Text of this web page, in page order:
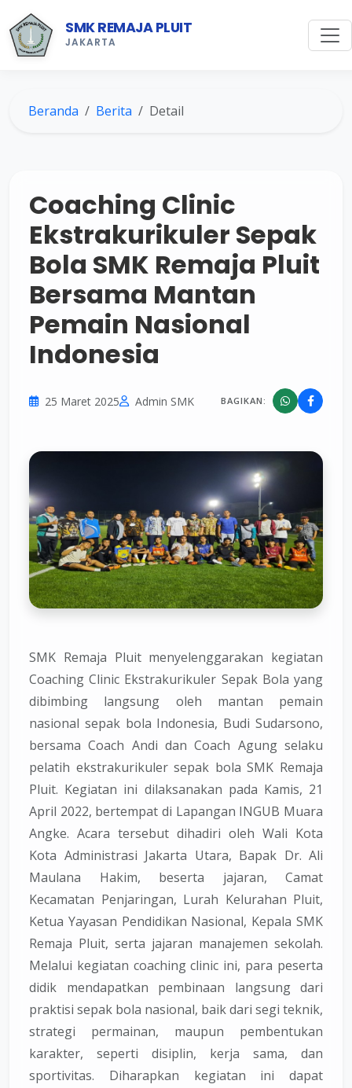
SMK REMAJA PLUIT
JAKARTA
Beranda Berita Detail
Coaching Clinic
Ekstrakurikuler Sepak
Bola SMK Remaja Pluit
Bersama Mantan
Pemain Nasional
Indonesia
25 Maret 2025 Admin SMK BAGIKAN:
SMK Remaja Pluit menyelenggarakan kegiatan
Coaching Clinic Ekstrakurikuler Sepak Bola yang
dibimbing langsung oleh mantan pemain
nasional sepak bola Indonesia, Budi Sudarsono,
bersama Coach Andi dan Coach Agung selaku
pelatih ekstrakurikuler sepak bola SMK Remaja
Pluit. Kegiatan ini dilaksanakan pada Kamis, 21
April 2022, bertempat di Lapangan INGUB Muara
Angke. Acara tersebut dihadiri oleh Wali Kota
Kota Administrasi Jakarta Utara, Bapak Dr. Ali
Maulana Hakim, beserta jajaran, Camat
Kecamatan Penjaringan, Lurah Kelurahan Pluit,
Ketua Yayasan Pendidikan Nasional, Kepala SMK
Remaja Pluit, serta jajaran manajemen sekolah.
Melalui kegiatan coaching clinic ini, para peserta
didik mendapatkan pembinaan langsung dari
praktisi sepak bola nasional, baik dari segi teknik,
strategi permainan, maupun pembentukan
karakter, seperti disiplin, kerja sama, dan
sportivitas. Diharapkan kegiatan ini dapat